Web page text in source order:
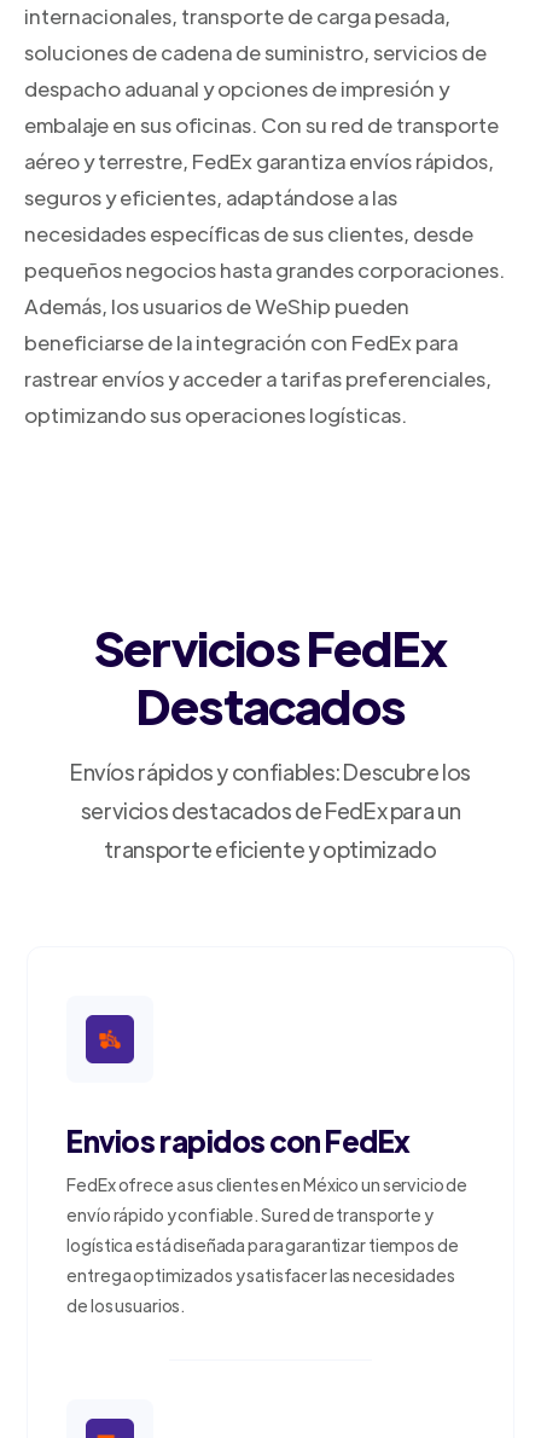
internacionales, transporte de carga pesada,
soluciones de cadena de suministro, servicios de
despacho aduanal y opciones de impresión y
embalaje en sus oficinas. Con su red de transporte
aéreo y terrestre, FedEx garantiza envíos rápidos,
seguros y eficientes, adaptándose a las
necesidades específicas de sus clientes, desde
pequeños negocios hasta grandes corporaciones.
Además, los usuarios de WeShip pueden
beneficiarse de la integración con FedEx para
rastrear envíos y acceder a tarifas preferenciales,
optimizando sus operaciones logísticas.
Servicios FedEx
Destacados
Envíos rápidos y confiables: Descubre los
servicios destacados de FedEx para un
transporte eficiente y optimizado
Envios rapidos con FedEx
FedEx ofrece a sus clientes en México un servicio de
envío rápido y confiable. Su red de transporte y
logística está diseñada para garantizar tiempos de
entrega optimizados y satisfacer las necesidades
de los usuarios.